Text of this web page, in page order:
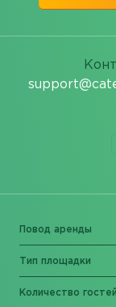
Повод аренды
Тип площадки
Количество гостей